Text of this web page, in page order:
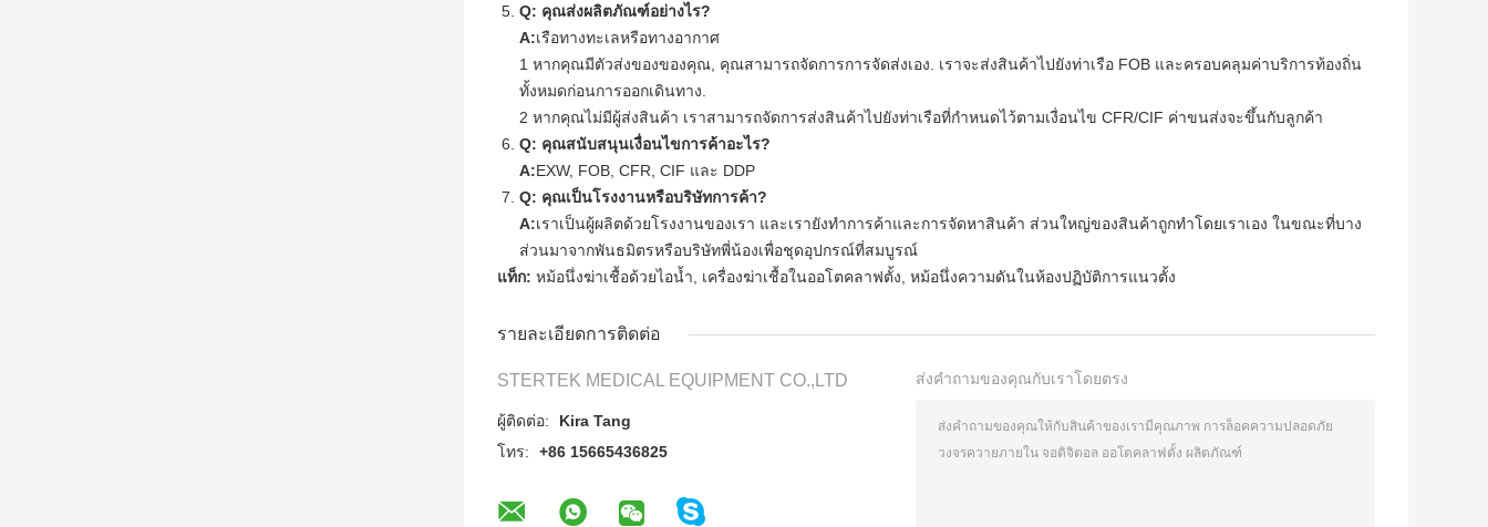
Q: คุณส่งผลิตภัณฑ์อย่างไร?
A:เรือทางทะเลหรือทางอากาศ
1 หากคุณมีตัวส่งของของคุณ, คุณสามารถจัดการการจัดส่งเอง. เราจะส่งสินค้าไปยังท่าเรือ FOB และครอบคลุมค่าบริการท้องถิ่น
ทั้งหมดก่อนการออกเดินทาง.
2 หากคุณไม่มีผู้ส่งสินค้า เราสามารถจัดการส่งสินค้าไปยังท่าเรือที่กําหนดไว้ตามเงื่อนไข CFR/CIF ค่าขนส่งจะขึ้นกับลูกค้า
Q: คุณสนับสนุนเงื่อนไขการค้าอะไร?
A:EXW, FOB, CFR, CIF และ DDP
Q: คุณเป็นโรงงานหรือบริษัทการค้า?
A:เราเป็นผู้ผลิตด้วยโรงงานของเรา และเรายังทําการค้าและการจัดหาสินค้า ส่วนใหญ่ของสินค้าถูกทําโดยเราเอง ในขณะที่บาง
ส่วนมาจากพันธมิตรหรือบริษัทพี่น้องเพื่อชุดอุปกรณ์ที่สมบูรณ์
แท็ก: หม้อนึ่งฆ่าเชื้อด้วยไอน้ำ เครื่องฆ่าเชื้อในออโตคลาฟตั้ง หม้อนึ่งความดันในห้องปฏิบัติการแนวตั้ง
รายละเอียดการติดต่อ
STERTEK MEDICAL EQUIPMENT CO.,LTD
ผู้ติดต่อ:
Kira Tang
โทร:
+86 15665436825
ส่งคำถามของคุณกับเราโดยตรง